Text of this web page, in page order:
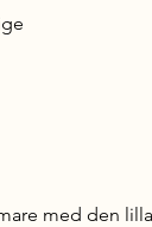
med den